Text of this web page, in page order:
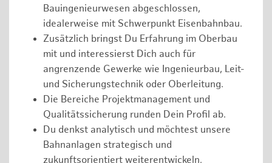
Bauingenieurwesen abgeschlossen,
idealerweise mit Schwerpunkt Eisenbahnbau.
Zusätzlich bringst Du Erfahrung im Oberbau
mit und interessierst Dich auch für
angrenzende Gewerke wie Ingenieurbau, Leit-
und Sicherungstechnik oder Oberleitung.
Die Bereiche Projektmanagement und
Qualitätssicherung runden Dein Profil ab.
Du denkst analytisch und möchtest unsere
Bahnanlagen strategisch und
zukunftsorientiert weiterentwickeln.